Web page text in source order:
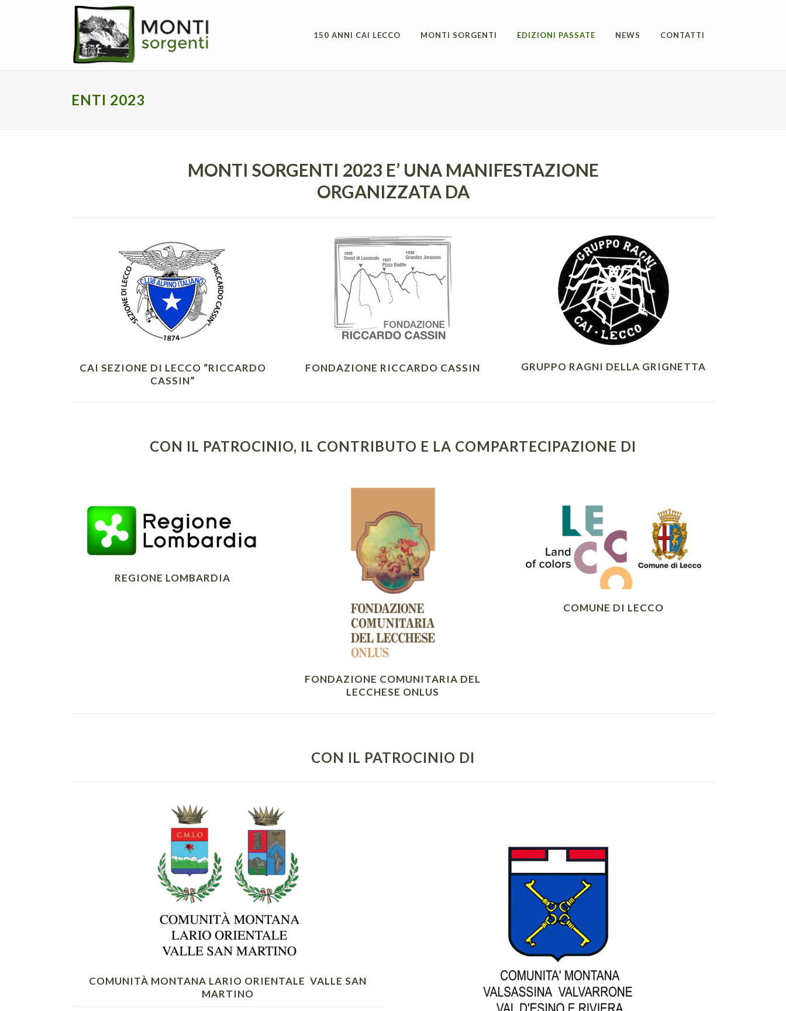
150 ANNI CAI LECCO MONTI SORGENTI EDIZIONI PASSATE NEWS CONTATTI
ENTI 2023
MONTI SORGENTI 2023 E’ UNA MANIFESTAZIONE
ORGANIZZATA DA
CAI SEZIONE DI LECCO “RICCARDO
CASSIN”
FONDAZIONE RICCARDO CASSIN GRUPPO RAGNI DELLA GRIGNETTA
CON IL PATROCINIO, IL CONTRIBUTO E LA COMPARTECIPAZIONE DI
REGIONE LOMBARDIA
FONDAZIONE COMUNITARIA DEL
LECCHESE ONLUS
COMUNE DI LECCO
CON IL PATROCINIO DI
COMUNITÀ MONTANA LARIO ORIENTALE VALLE SAN
MARTINO